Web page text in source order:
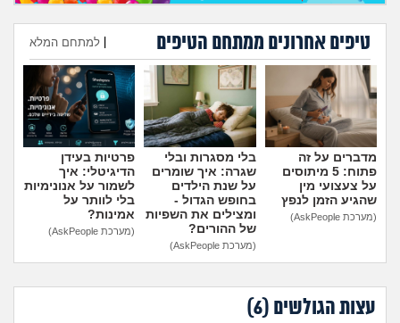
יוקר המחיה
גאווה
טיפים אחרונים ממתחם הטיפים למתחם המלא
הוספת טיפ
מדברים על זה
פתוח: 5 מיתוסים
על צעצועי מין
שהגיע הזמן לנפץ
(מערכת AskPeople)
בלי מסגרות ובלי
שגרה: איך שומרים
על שנת הילדים
בחופש הגדול -
ומצילים את השפיות
של ההורים?
(מערכת AskPeople)
פרטיות בעידן
הדיגיטלי: איך
לשמור על אנונימיות
בלי לוותר על
אמינות?
(מערכת AskPeople)
עצות הגולשים (6
)